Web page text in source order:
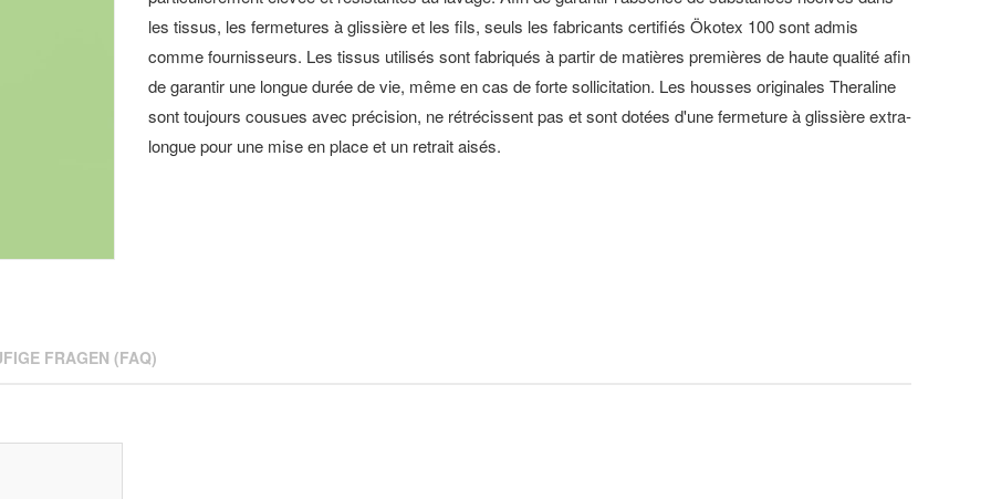
les tissus, les fermetures à glissière et les fils, seuls les fabricants certifiés Ökotex 100 sont admis
comme fournisseurs. Les tissus utilisés sont fabriqués à partir de matières premières de haute qualité afin
de garantir une longue durée de vie, même en cas de forte sollicitation. Les housses originales Theraline
sont toujours cousues avec précision, ne rétrécissent pas et sont dotées d'une fermeture à glissière extra-
longue pour une mise en place et un retrait aisés.
FRAGEN (FAQ)